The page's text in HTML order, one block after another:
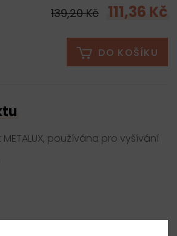
139,20 Kč 111,36 Kč
DO KOŠÍKU
používána pro vyšívání